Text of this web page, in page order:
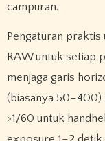
campuran.
Pengaturan
RAW untuk setiap
menjaga garis
(biasanya 50–400)
>1/60 untuk